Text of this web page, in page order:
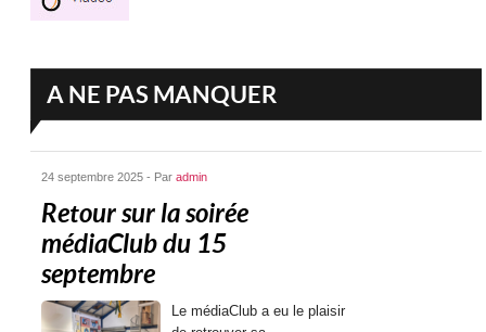
A NE PAS MANQUER
24 septembre 2025 - Paradmin
Retour sur la soirée
médiaClub du 15
septembre
Le médiaClub a eu le plaisir